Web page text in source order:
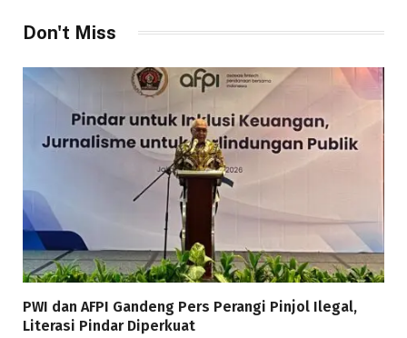
Don't Miss
PWI dan AFPI Gandeng Pers Perangi Pinjol Ilegal,
Literasi Pindar Diperkuat